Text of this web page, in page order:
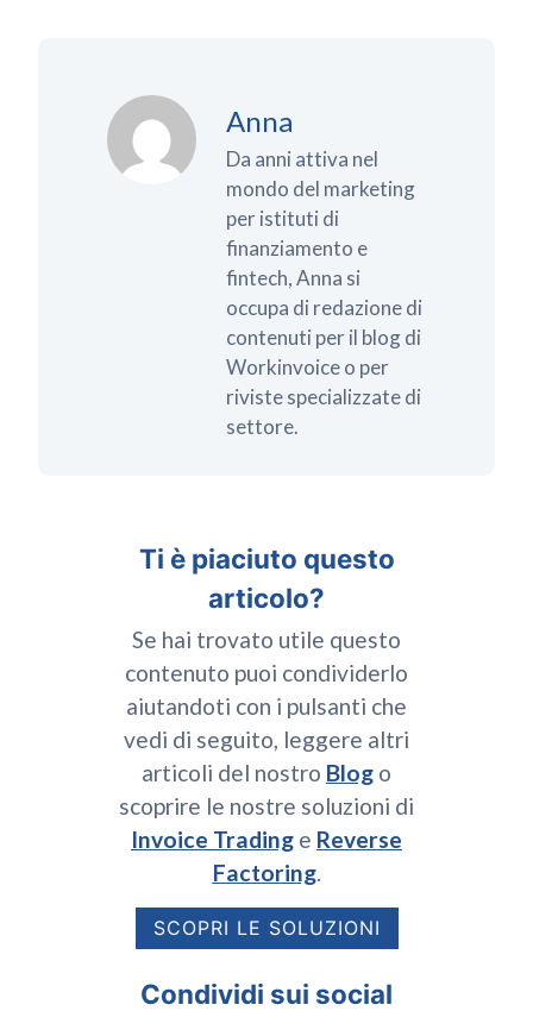
Anna
Da anni attiva nel
mondo del marketing
per istituti di
finanziamento e
fintech, Anna si
occupa di redazione di
contenuti per il blog di
Workinvoice o per
riviste specializzate di
settore.
Ti è piaciuto questo
articolo?
Se hai trovato utile questo
contenuto puoi condividerlo
aiutandoti con i pulsanti che
vedi di seguito, leggere altri
articoli del nostro Blog o
scoprire le nostre soluzioni di
Invoice Trading e Reverse
Factoring.
SCOPRI LE SOLUZIONI
Condividi sui social